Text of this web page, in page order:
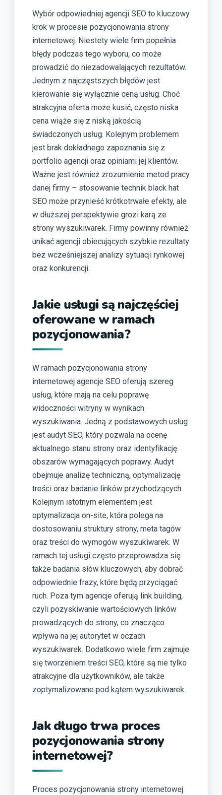
Wybór odpowiedniej agencji SEO to kluczowy
krok w procesie pozycjonowania strony
internetowej. Niestety wiele firm popełnia
błędy podczas tego wyboru, co może
prowadzić do niezadowalających rezultatów.
Jednym z najczęstszych błędów jest
kierowanie się wyłącznie ceną usług. Choć
atrakcyjna oferta może kusić, często niska
cena wiąże się z niską jakością
świadczonych usług. Kolejnym problemem
jest brak dokładnego zapoznania się z
portfolio agencji oraz opiniami jej klientów.
Ważne jest również zrozumienie metod pracy
danej firmy – stosowanie technik black hat
SEO może przynieść krótkotrwałe efekty, ale
w dłuższej perspektywie grozi karą ze
strony wyszukiwarek. Firmy powinny również
unikać agencji obiecujących szybkie rezultaty
bez wcześniejszej analizy sytuacji rynkowej
oraz konkurencji.
Jakie usługi są najczęściej
oferowane w ramach
pozycjonowania?
W ramach pozycjonowania strony
internetowej agencje SEO oferują szereg
usług, które mają na celu poprawę
widoczności witryny w wynikach
wyszukiwania. Jedną z podstawowych usług
jest audyt SEO, który pozwala na ocenę
aktualnego stanu strony oraz identyfikację
obszarów wymagających poprawy. Audyt
obejmuje analizę techniczną, optymalizację
treści oraz badanie linków przychodzących.
Kolejnym istotnym elementem jest
optymalizacja on-site, która polega na
dostosowaniu struktury strony, meta tagów
oraz treści do wymogów wyszukiwarek. W
ramach tej usługi często przeprowadza się
także badania słów kluczowych, aby dobrać
odpowiednie frazy, które będą przyciągać
ruch. Poza tym agencje oferują link building,
czyli pozyskiwanie wartościowych linków
prowadzących do strony, co znacząco
wpływa na jej autorytet w oczach
wyszukiwarek. Dodatkowo wiele firm zajmuje
się tworzeniem treści SEO, które są nie tylko
atrakcyjne dla użytkowników, ale także
zoptymalizowane pod kątem wyszukiwarek.
Jak długo trwa proces
pozycjonowania strony
internetowej?
Proces pozycjonowania strony internetowej